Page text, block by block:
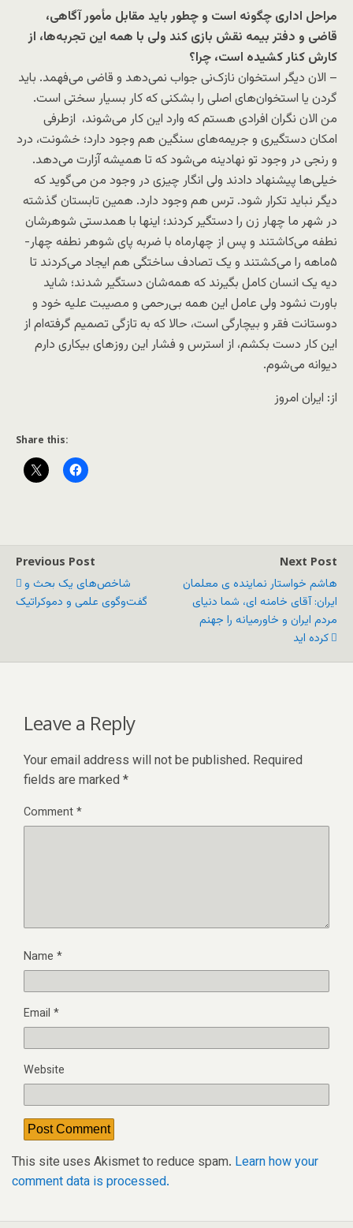
مراحل اداری چگونه است و چطور باید مقابل مأمور آگاهی،
قاضی و دفتر بیمه نقش بازی کند ولی با همه این تجربه‌ها، از
کارش کنار کشیده است، چرا؟
– الان دیگر استخوان نازک‌نی جواب نمی‌دهد و قاضی می‌فهمد. باید
گردن یا استخوان‌های اصلی را بشکنی که کار بسیار سختی است.
من الان نگران افرادی هستم که وارد این کار می‌شوند، ازطرفی
امکان دستگیری و جریمه‌های سنگین هم وجود دارد؛ خشونت، درد
و رنجی در وجود تو نهادینه می‌شود که تا همیشه آزارت می‌دهد.
خیلی‌ها پیشنهاد دادند ولی انگار چیزی در وجود من می‌گوید که
دیگر نباید تکرار شود. ترس هم وجود دارد. همین تابستان گذشته
در شهر ما چهار زن را دستگیر کردند؛ اینها با همدستی شوهرشان
نطفه می‌کاشتند و پس از چهارماه با ضربه پای شوهر نطفه چهار-
۵ماهه را می‌کشتند و یک تصادف ساختگی هم ایجاد می‌کردند تا
دیه یک انسان کامل بگیرند که همه‌‌شان دستگیر شدند؛ شاید
باورت نشود ولی عامل این همه بی‌رحمی و مصیبت علیه خود و
دوستانت فقر و بیچارگی است، حالا که به تازگی تصمیم گرفته‌ام از
این کار دست بکشم، از استرس و فشار این روزهای بیکاری دارم
دیوانه می‌شوم.
از: ایران امروز
Share this:
Previous Post
شاخص‌های یک بحث و
گفت‌وگوی علمی و دموکراتیک
Next Post
هاشم خواستار نماینده ی معلمان
ایران: آقای خامنه ای، شما دنیای
مردم ایران و خاورمیانه را جهنم
کرده اید
Leave a Reply
Your email address will not be published. Required
fields are marked *
Comment*
Name *
Email *
Website
This site uses Akismet to reduce spam. Learn how your
comment data is processed.